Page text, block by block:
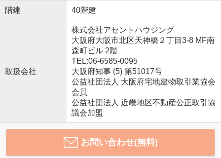
階建 40階建
取扱会社
株式会社アセントハウジング
大阪府大阪市北区天神橋２丁目3-8 MF南
森町ビル 2階
TEL:06-6585-0095
大阪府知事 (5) 第51017号
公益社団法人 大阪府宅地建物取引業協会
会員
公益社団法人 近畿地区不動産公正取引協
議会加盟
お問い合わせ(無料)